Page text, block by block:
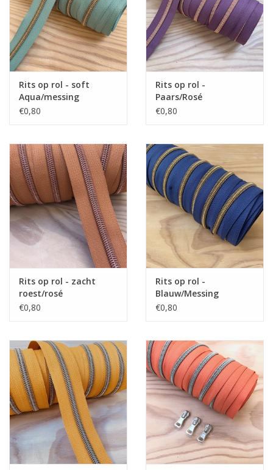
Rits op rol - soft
Aqua/messing
€0,80
Rits op rol -
Paars/Rosé
€0,80
Rits op rol - zacht
roest/rosé
€0,80
Rits op rol -
Blauw/Messing
€0,80